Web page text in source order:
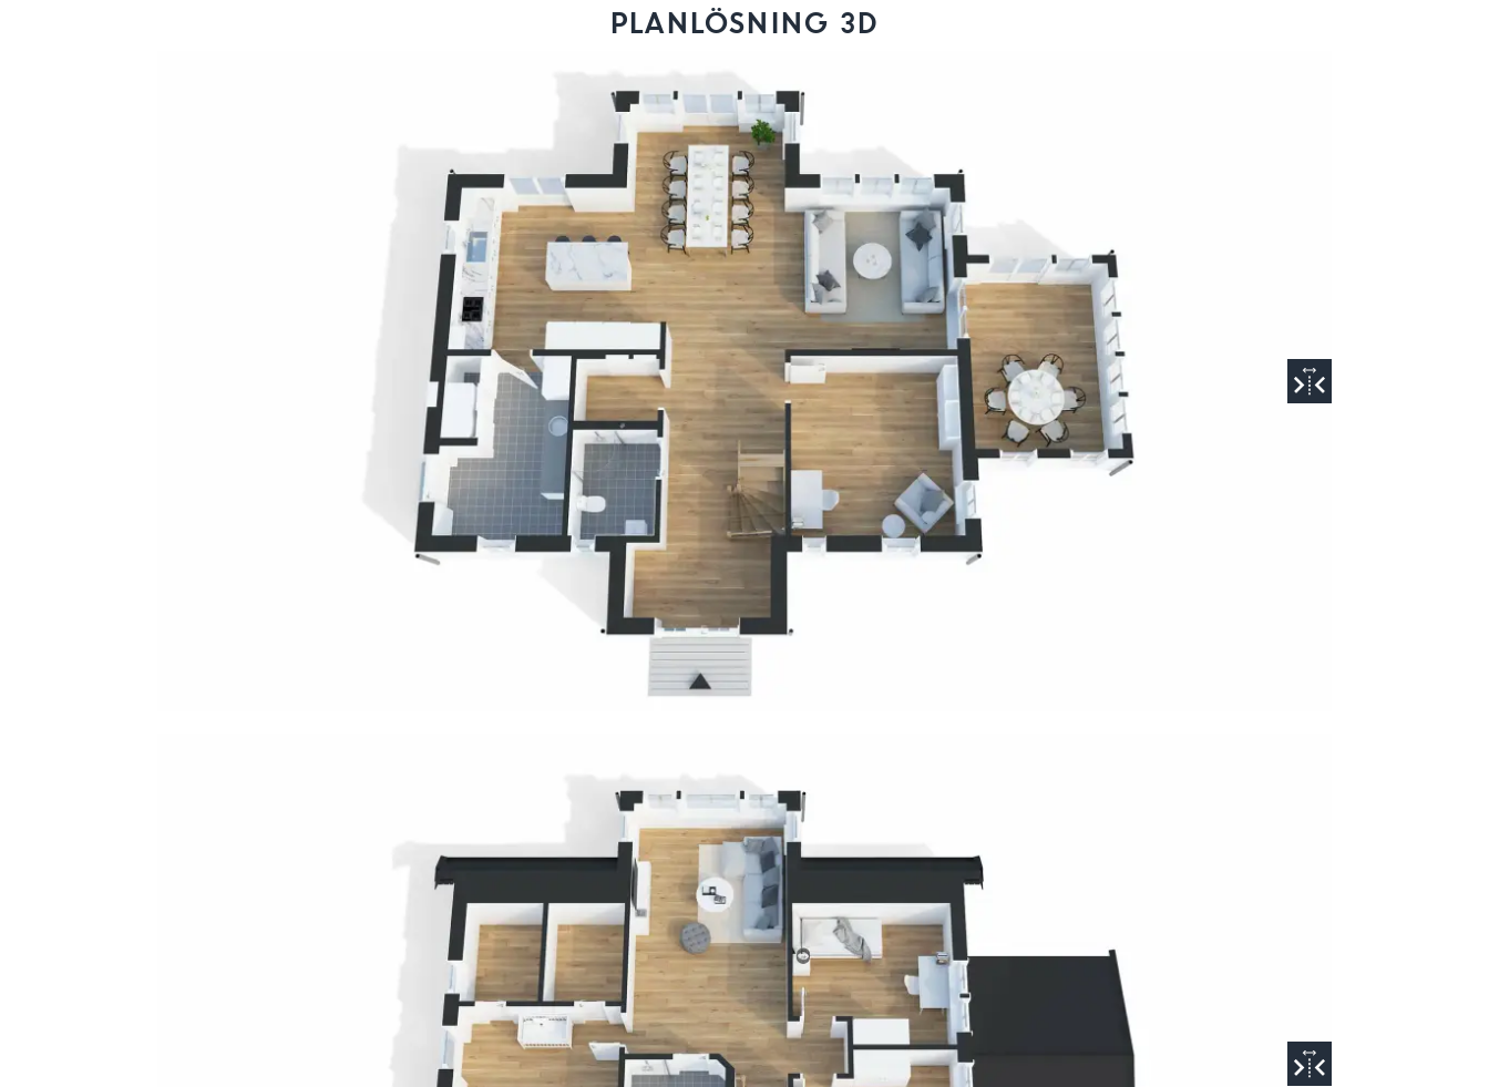
PLANLÖSNING 3D